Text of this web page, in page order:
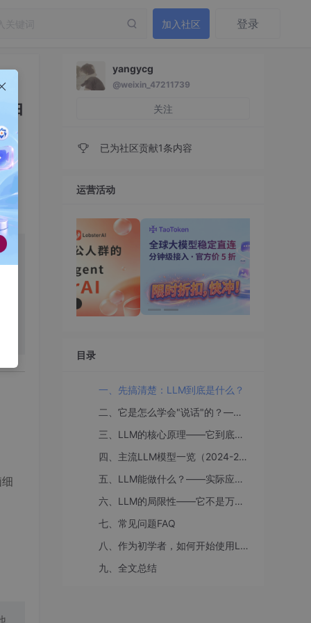
加入社区 登录
白
yangycg
@weixin_47211739
关注
已为社区贡献1条内容
运营活动
目录
一、先搞清楚：LLM到底是什么？
二、它是怎么学会"说话"的？——LLM训练三阶段
三、LLM的核心原理——它到底在"想"什么？
四、主流LLM模型一览（2024-2025最新）
五、LLM能做什么？——实际应用场景
六、LLM的局限性——它不是万能的
七、常见问题FAQ
八、作为初学者，如何开始使用LLM？
九、全文总结